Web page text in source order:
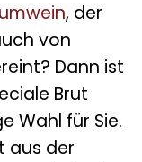
, der
von
Dann ist
Brut
Wahl für Sie.
aus der